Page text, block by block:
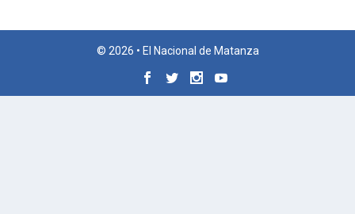
© 2026 • El Nacional de Matanza